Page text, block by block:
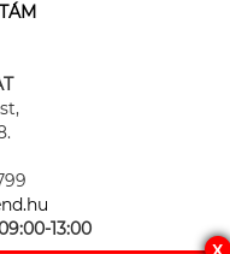
13:00